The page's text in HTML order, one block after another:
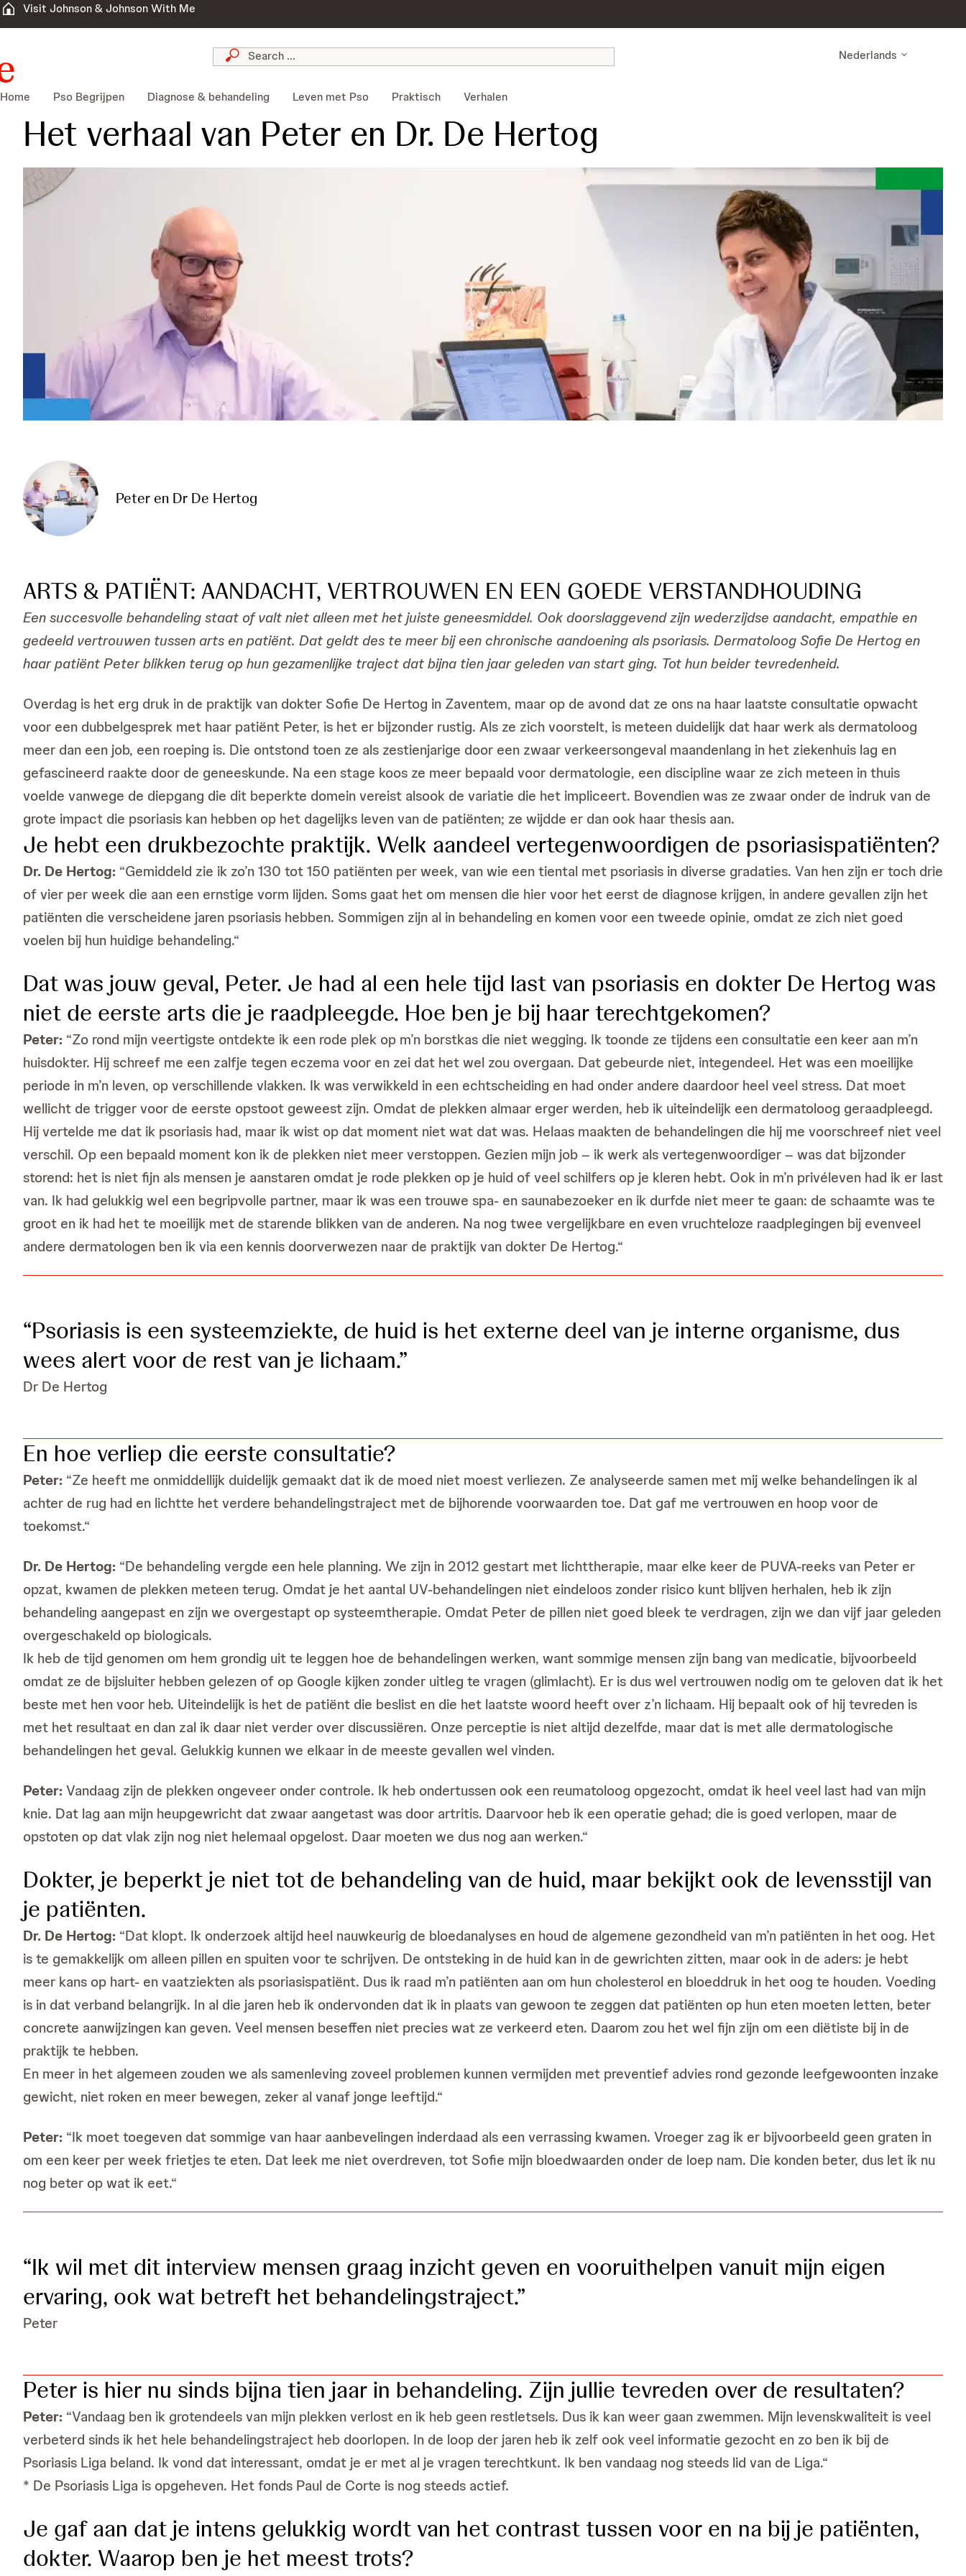
Visit Johnson & Johnson With Me
Nederlands
Home Pso Begrijpen Diagnose & behandeling Leven met Pso Praktisch Verhalen
Het verhaal van Peter en Dr. De Hertog
Peter en Dr De Hertog
ARTS & PATIËNT: AANDACHT, VERTROUWEN EN EEN GOEDE VERSTANDHOUDING
Een succesvolle behandeling staat of valt niet alleen met het juiste geneesmiddel. Ook doorslaggevend zijn wederzijdse aandacht, empathie en
gedeeld vertrouwen tussen arts en patiënt. Dat geldt des te meer bij een chronische aandoening als psoriasis. Dermatoloog Sofie De Hertog en
haar patiënt Peter blikken terug op hun gezamenlijke traject dat bijna tien jaar geleden van start ging. Tot hun beider tevredenheid.
Overdag is het erg druk in de praktijk van dokter Sofie De Hertog in Zaventem, maar op de avond dat ze ons na haar laatste consultatie opwacht
voor een dubbelgesprek met haar patiënt Peter, is het er bijzonder rustig. Als ze zich voorstelt, is meteen duidelijk dat haar werk als dermatoloog
meer dan een job, een roeping is. Die ontstond toen ze als zestienjarige door een zwaar verkeersongeval maandenlang in het ziekenhuis lag en
gefascineerd raakte door de geneeskunde. Na een stage koos ze meer bepaald voor dermatologie, een discipline waar ze zich meteen in thuis
voelde vanwege de diepgang die dit beperkte domein vereist alsook de variatie die het impliceert. Bovendien was ze zwaar onder de indruk van de
grote impact die psoriasis kan hebben op het dagelijks leven van de patiënten; ze wijdde er dan ook haar thesis aan.
Je hebt een drukbezochte praktijk. Welk aandeel vertegenwoordigen de psoriasispatiënten?
Dr. De Hertog: “Gemiddeld zie ik zo’n 130 tot 150 patiënten per week, van wie een tiental met psoriasis in diverse gradaties. Van hen zijn er toch drie
of vier per week die aan een ernstige vorm lijden. Soms gaat het om mensen die hier voor het eerst de diagnose krijgen, in andere gevallen zijn het
patiënten die verscheidene jaren psoriasis hebben. Sommigen zijn al in behandeling en komen voor een tweede opinie, omdat ze zich niet goed
voelen bij hun huidige behandeling.“
Dat was jouw geval, Peter. Je had al een hele tijd last van psoriasis en dokter De Hertog was
niet de eerste arts die je raadpleegde. Hoe ben je bij haar terechtgekomen?
Peter: “Zo rond mijn veertigste ontdekte ik een rode plek op m’n borstkas die niet wegging. Ik toonde ze tijdens een consultatie een keer aan m’n
huisdokter. Hij schreef me een zalfje tegen eczema voor en zei dat het wel zou overgaan. Dat gebeurde niet, integendeel. Het was een moeilijke
periode in m’n leven, op verschillende vlakken. Ik was verwikkeld in een echtscheiding en had onder andere daardoor heel veel stress. Dat moet
wellicht de trigger voor de eerste opstoot geweest zijn. Omdat de plekken almaar erger werden, heb ik uiteindelijk een dermatoloog geraadpleegd.
Hij vertelde me dat ik psoriasis had, maar ik wist op dat moment niet wat dat was. Helaas maakten de behandelingen die hij me voorschreef niet veel
verschil. Op een bepaald moment kon ik de plekken niet meer verstoppen. Gezien mijn job – ik werk als vertegenwoordiger – was dat bijzonder
storend: het is niet fijn als mensen je aanstaren omdat je rode plekken op je huid of veel schilfers op je kleren hebt. Ook in m’n privéleven had ik er last
van. Ik had gelukkig wel een begripvolle partner, maar ik was een trouwe spa- en saunabezoeker en ik durfde niet meer te gaan: de schaamte was te
groot en ik had het te moeilijk met de starende blikken van de anderen. Na nog twee vergelijkbare en even vruchteloze raadplegingen bij evenveel
andere dermatologen ben ik via een kennis doorverwezen naar de praktijk van dokter De Hertog.“
“Psoriasis is een systeemziekte, de huid is het externe deel van je interne organisme, dus
wees alert voor de rest van je lichaam.”
Dr De Hertog
En hoe verliep die eerste consultatie?
Peter: “Ze heeft me onmiddellijk duidelijk gemaakt dat ik de moed niet moest verliezen. Ze analyseerde samen met mij welke behandelingen ik al
achter de rug had en lichtte het verdere behandelingstraject met de bijhorende voorwaarden toe. Dat gaf me vertrouwen en hoop voor de
toekomst.“
Dr. De Hertog: “De behandeling vergde een hele planning. We zijn in 2012 gestart met lichttherapie, maar elke keer de PUVA-reeks van Peter er
opzat, kwamen de plekken meteen terug. Omdat je het aantal UV-behandelingen niet eindeloos zonder risico kunt blijven herhalen, heb ik zijn
behandeling aangepast en zijn we overgestapt op systeemtherapie. Omdat Peter de pillen niet goed bleek te verdragen, zijn we dan vijf jaar geleden
overgeschakeld op biologicals.
Ik heb de tijd genomen om hem grondig uit te leggen hoe de behandelingen werken, want sommige mensen zijn bang van medicatie, bijvoorbeeld
omdat ze de bijsluiter hebben gelezen of op Google kijken zonder uitleg te vragen (glimlacht). Er is dus wel vertrouwen nodig om te geloven dat ik het
beste met hen voor heb. Uiteindelijk is het de patiënt die beslist en die het laatste woord heeft over z’n lichaam. Hij bepaalt ook of hij tevreden is
met het resultaat en dan zal ik daar niet verder over discussiëren. Onze perceptie is niet altijd dezelfde, maar dat is met alle dermatologische
behandelingen het geval. Gelukkig kunnen we elkaar in de meeste gevallen wel vinden.
Peter:Vandaag zijn de plekken ongeveer onder controle. Ik heb ondertussen ook een reumatoloog opgezocht, omdat ik heel veel last had van mijn
knie. Dat lag aan mijn heupgewricht dat zwaar aangetast was door artritis. Daarvoor heb ik een operatie gehad; die is goed verlopen, maar de
opstoten op dat vlak zijn nog niet helemaal opgelost. Daar moeten we dus nog aan werken.“
Dokter, je beperkt je niet tot de behandeling van de huid, maar bekijkt ook de levensstijl van
je patiënten.
Dr. De Hertog: “Dat klopt. Ik onderzoek altijd heel nauwkeurig de bloedanalyses en houd de algemene gezondheid van m’n patiënten in het oog. Het
is te gemakkelijk om alleen pillen en spuiten voor te schrijven. De ontsteking in de huid kan in de gewrichten zitten, maar ook in de aders: je hebt
meer kans op hart- en vaatziekten als psoriasispatiënt. Dus ik raad m’n patiënten aan om hun cholesterol en bloeddruk in het oog te houden. Voeding
is in dat verband belangrijk. In al die jaren heb ik ondervonden dat ik in plaats van gewoon te zeggen dat patiënten op hun eten moeten letten, beter
concrete aanwijzingen kan geven. Veel mensen beseffen niet precies wat ze verkeerd eten. Daarom zou het wel fijn zijn om een diëtiste bij in de
praktijk te hebben.
En meer in het algemeen zouden we als samenleving zoveel problemen kunnen vermijden met preventief advies rond gezonde leefgewoonten inzake
gewicht, niet roken en meer bewegen, zeker al vanaf jonge leeftijd.“
Peter: “Ik moet toegeven dat sommige van haar aanbevelingen inderdaad als een verrassing kwamen. Vroeger zag ik er bijvoorbeeld geen graten in
om een keer per week frietjes te eten. Dat leek me niet overdreven, tot Sofie mijn bloedwaarden onder de loep nam. Die konden beter, dus let ik nu
nog beter op wat ik eet.“
“Ik wil met dit interview mensen graag inzicht geven en vooruithelpen vanuit mijn eigen
ervaring, ook wat betreft het behandelingstraject.”
Peter
Peter is hier nu sinds bijna tien jaar in behandeling. Zijn jullie tevreden over de resultaten?
Peter: “Vandaag ben ik grotendeels van mijn plekken verlost en ik heb geen restletsels. Dus ik kan weer gaan zwemmen. Mijn levenskwaliteit is veel
verbeterd sinds ik het hele behandelingstraject heb doorlopen. In de loop der jaren heb ik zelf ook veel informatie gezocht en zo ben ik bij de
Psoriasis Liga beland. Ik vond dat interessant, omdat je er met al je vragen terechtkunt. Ik ben vandaag nog steeds lid van de Liga.“
* De Psoriasis Liga is opgeheven. Het fonds Paul de Corte is nog steeds actief.
Je gaf aan dat je intens gelukkig wordt van het contrast tussen voor en na bij je patiënten,
dokter. Waarop ben je het meest trots?